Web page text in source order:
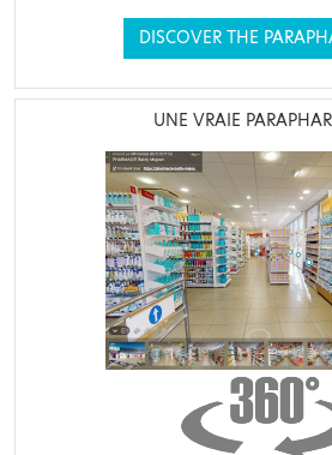
DISCOVER THE
UNE VRAIE